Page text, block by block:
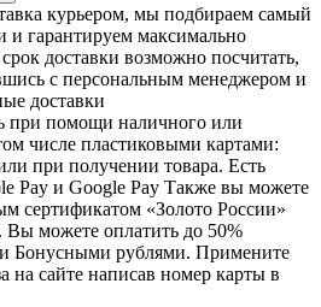
курьером, мы подбираем самый
и гарантируем максимально
доставки возможно посчитать,
с персональным менеджером и
доставки
при помощи наличного или
числе пластиковыми картами:
при получении товара. Есть
Pay и Google Pay Также вы можете
сертификатом «Золото России»
можете оплатить до 50%
Бонусными рублями. Примените
на сайте написав номер карты в